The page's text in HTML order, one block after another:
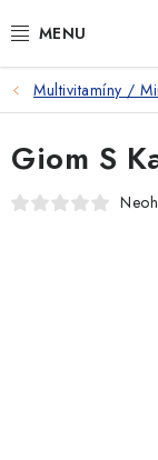
na
PSI
KOČKY
KONĚ
KRÁLÍCI/
Multivitamíny /
Giom S